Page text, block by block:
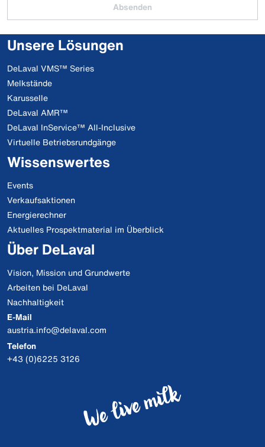
Absenden
Unsere Lösungen
DeLaval VMS™ Series
Melkstände
Karusselle
DeLaval AMR™
DeLaval InService™ All-Inclusive
Virtuelle Betriebsrundgänge
Wissenswertes
Events
Verkaufsaktionen
Energierechner
Aktuelles Prospektmaterial im Überblick
Über DeLaval
Vision, Mission und Grundwerte
Arbeiten bei DeLaval
Nachhaltigkeit
E-Mail
austria.info@delaval.com
Telefon
+43 (0)6225 3126